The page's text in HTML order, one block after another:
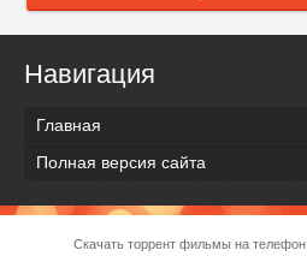
Навигация
Главная
Полная версия сайта
Скачать торрент фильмы на телефон